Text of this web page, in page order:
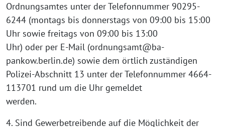
Ordnungsamtes unter der Telefonnummer 90295-
6244 (montags bis donnerstags von 09:00 bis 15:00
Uhr sowie freitags von 09:00 bis 13:00
Uhr) oder per E-Mail (ordnungsamt@ba-
pankow.berlin.de) sowie dem örtlich zuständigen
Polizei-Abschnitt 13 unter der Telefonnummer 4664-
113701 rund um die Uhr gemeldet
werden.
4. Sind Gewerbetreibende auf die Möglichkeit der